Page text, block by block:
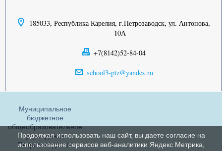
185033, Республика Карелия, г.Петрозаводск, ул. Антонова,
10А
+7(8142)52-84-04
school3-ptz@yandex.ru
Муниципальное
бюджетное
общеобразовательное
учреждение
Петрозаводского
Продолжая использовать наш сайт, вы даете согласие на
использование сервисов веб-аналитики Яндекс Метрика,